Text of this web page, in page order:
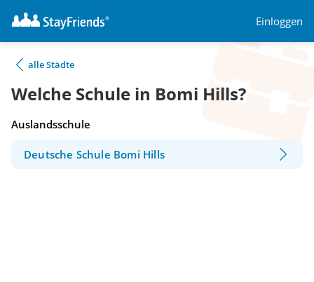
Einloggen
alle Städte
Welche Schule in Bomi Hills?
Auslandsschule
Deutsche Schule Bomi Hills